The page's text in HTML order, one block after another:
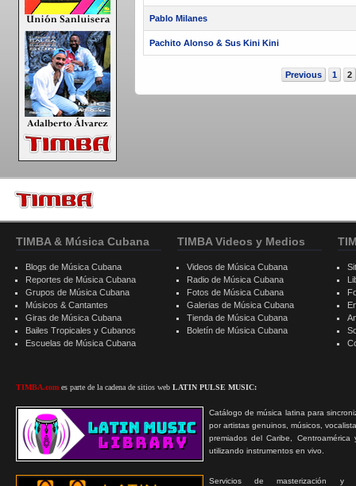
Pablo Milanes
Pachito Alonso & Sus Kini Kini
Previous 1 2
TIMBA & Música Cubana
Blogs de Música Cubana
Reportes de Música Cubana
Grupos de Música Cubana
Músicos & Cantantes
Giras de Música Cubana
Bailes Tropicales y Cubanos
Escuelas de Música Cubana
TIMBA.com es parte de la cadena de sitios web LATIN PULSE MUSIC:
Catálogo de música latina para
por artistas genuinos, músicos,
premiados del Caribe, Centroamérica
utilizando instrumentos en vivo.
Servicios de masterización y
TIMBA Videos y Medios
Videos de Música Cubana
Radio de Música Cubana
Fotos de Música Cubana
Galerias de Música Cubana
Tienda de Música Cubana
Boletín de Música Cubana